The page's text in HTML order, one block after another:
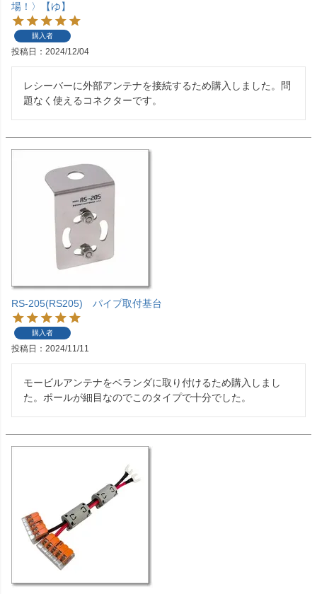
場！〉【ゆ】
購入者
投稿日 2024/12/04
レシーバーに外部アンテナを接続するため購入しました。問
題なく使えるコネクターです。
RS-205(RS205) パイプ取付基台
購入者
投稿日 2024/11/11
モービルアンテナをベランダに取り付けるため購入しまし
た。ポールが細目なのでこのタイプで十分でした。